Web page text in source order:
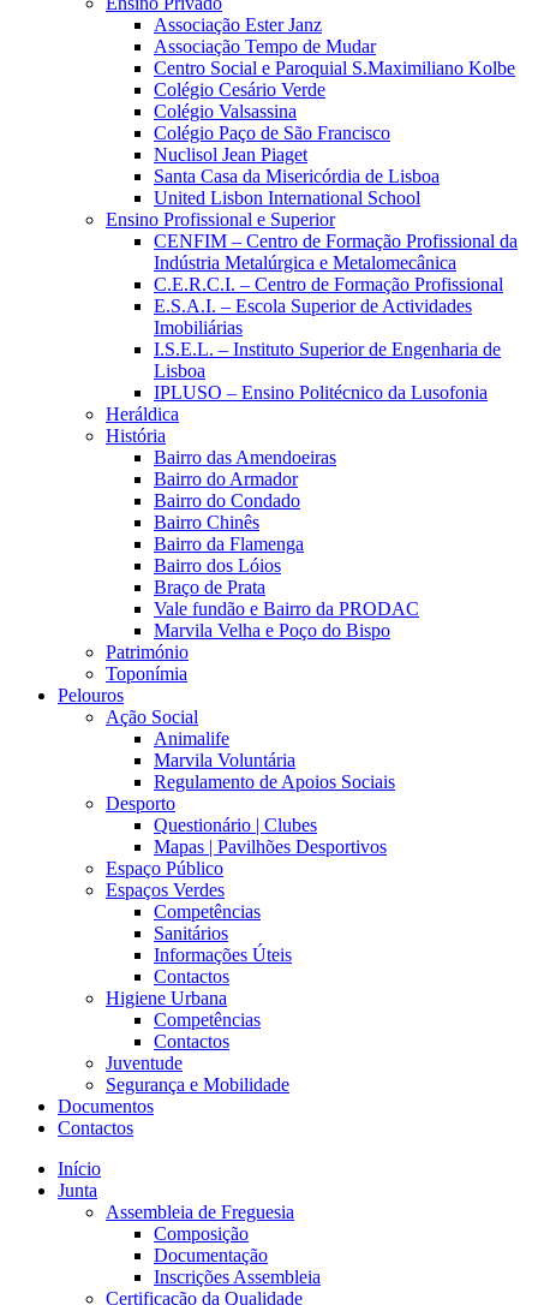
Associação Ester Janz
Associação Tempo de Mudar
Centro Social e Paroquial S.Maximiliano Kolbe
Colégio Cesário Verde
Colégio Valsassina
Colégio Paço de São Francisco
Nuclisol Jean Piaget
Santa Casa da Misericórdia de Lisboa
United Lisbon International School
Ensino Profissional e Superior
CENFIM – Centro de Formação Profissional da
Indústria Metalúrgica e Metalomecânica
C.E.R.C.I. – Centro de Formação Profissional
E.S.A.I. – Escola Superior de Actividades
Imobiliárias
I.S.E.L. – Instituto Superior de Engenharia de
Lisboa
IPLUSO – Ensino Politécnico da Lusofonia
Heráldica
História
Bairro das Amendoeiras
Bairro do Armador
Bairro do Condado
Bairro Chinês
Bairro da Flamenga
Bairro dos Lóios
Braço de Prata
Vale fundão e Bairro da PRODAC
Marvila Velha e Poço do Bispo
Património
Toponímia
Pelouros
Ação Social
Animalife
Marvila Voluntária
Regulamento de Apoios Sociais
Desporto
Questionário | Clubes
Mapas | Pavilhões Desportivos
Espaço Público
Espaços Verdes
Competências
Sanitários
Informações Úteis
Contactos
Higiene Urbana
Competências
Contactos
Juventude
Segurança e Mobilidade
Documentos
Contactos
Início
Junta
Assembleia de Freguesia
Composição
Documentação
Inscrições Assembleia
Certificação da Qualidade